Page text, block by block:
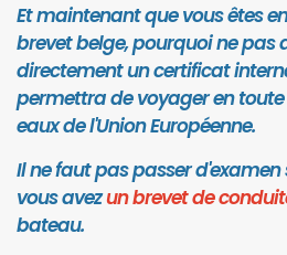
Et maintenant que vous êtes
brevet belge, pourquoi ne pas
directement un certificat
permettra de voyager en
eaux de l'Union Européenne.
Il ne faut pas passer
vous avezun brevet de
bateau.